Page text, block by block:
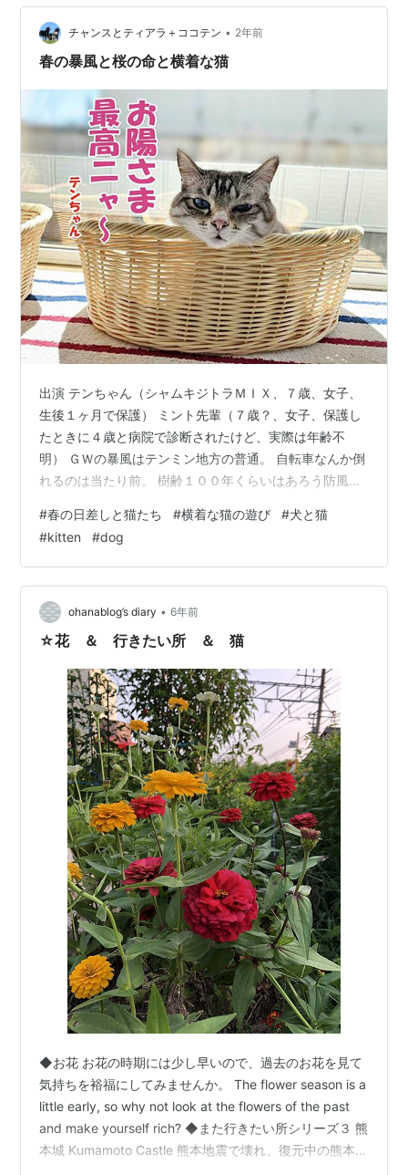
チャンスとティアラ＋ココテン • 2年前
春の暴風と桜の命と横着な猫
出演 テンちゃん（シャムキジトラＭＩＸ、７歳、女子、
生後１ヶ月で保護） ミント先輩（７歳？、女子、保護し
たときに４歳と病院で診断されたけど、実際は年齢不
明） ＧＷの暴風はテンミン地方の普通。 自転車なんか倒
れるのは当たり前。 樹齢１００年くらいはあろう防風林
満開に咲きます。 そして暴風に飛ばされて１日か２日で
に葉桜に。 ここでは一瞬しか見られない貴重な桜を撮っ
てきました。 ここは神社 ここは公園 これでも一番大き
いのです。 猫たちには桜などは関係なく春の日差しが昼
寝の友達。 カゴも春仕様に お風呂に浸かってるみたいだ
ね。 ニャンズは寝てばっか…
#春の日差しと猫たち #横着な猫の遊び #犬と猫
#kitten #dog
ohanablog’s diary • 6年前
☆花 ＆ 行きたい所 ＆ 猫
◆お花 お花の時期には少し早いので、過去のお花を見て
気持ちを裕福にしてみませんか。 The flower season is a
little early, so why not look at the flowers of the past
and make yourself rich? ◆また行きたい所シリーズ３ 熊
本城 Kumamoto Castle 熊本地震で壊れ、復元中の熊本城